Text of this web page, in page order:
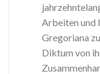
Arbeiten und
Gregoriana
Diktum von